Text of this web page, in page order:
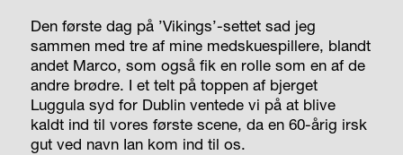
Den første dag på ’Vikings’-settet sad jeg
sammen med tre af mine medskuespillere, blandt
andet Marco, som også fik en rolle som en af de
andre brødre. I et telt på toppen af bjerget
Luggula syd for Dublin ventede vi på at blive
kaldt ind til vores første scene, da en 60-årig irsk
gut ved navn Ian kom ind til os.